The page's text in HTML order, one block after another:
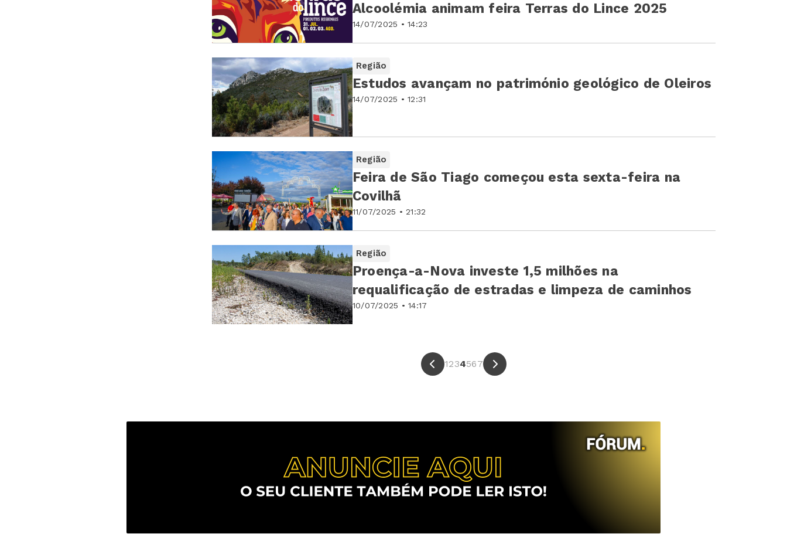
14/07/2025 • 14:23
Alcoolémia animam feira Terras do Lince 2025
Região
14/07/2025 • 12:31
Estudos avançam no património geológico de Oleiros
Região
11/07/2025 • 21:32
Feira de São Tiago começou esta sexta-feira na
Covilhã
Região
10/07/2025 • 14:17
Proença-a-Nova investe 1,5 milhões na
requalificação de estradas e limpeza de caminhos
1234567